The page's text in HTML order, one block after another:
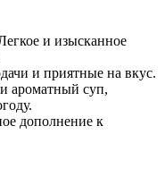
и изысканное
и приятные на вкус.
ароматный суп,
дополнение к